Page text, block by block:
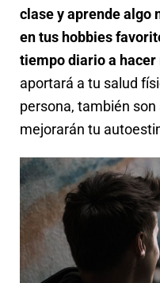
clase y aprende algo
en tus hobbies
tiempo diario a
aportará a tu salud
persona, también
mejorarán tu